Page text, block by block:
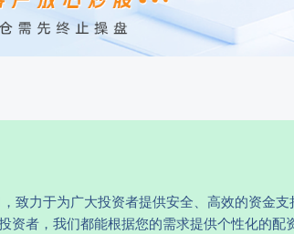
致力于为广大投资者提供安全、高效的资金
者，我们都能根据您的需求提供个性化的